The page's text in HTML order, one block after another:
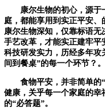
康尔生物的初心，源于
庭，都能享用到实正平安、
康尔生物深知，仅靠标语
手艺改革，才能实正建牢
科技研发实力，历经多年攻
间到餐桌”的每一个环节？。
食物平安，并非简单的“
健康，关乎每一个家庭的
的“必答题”。